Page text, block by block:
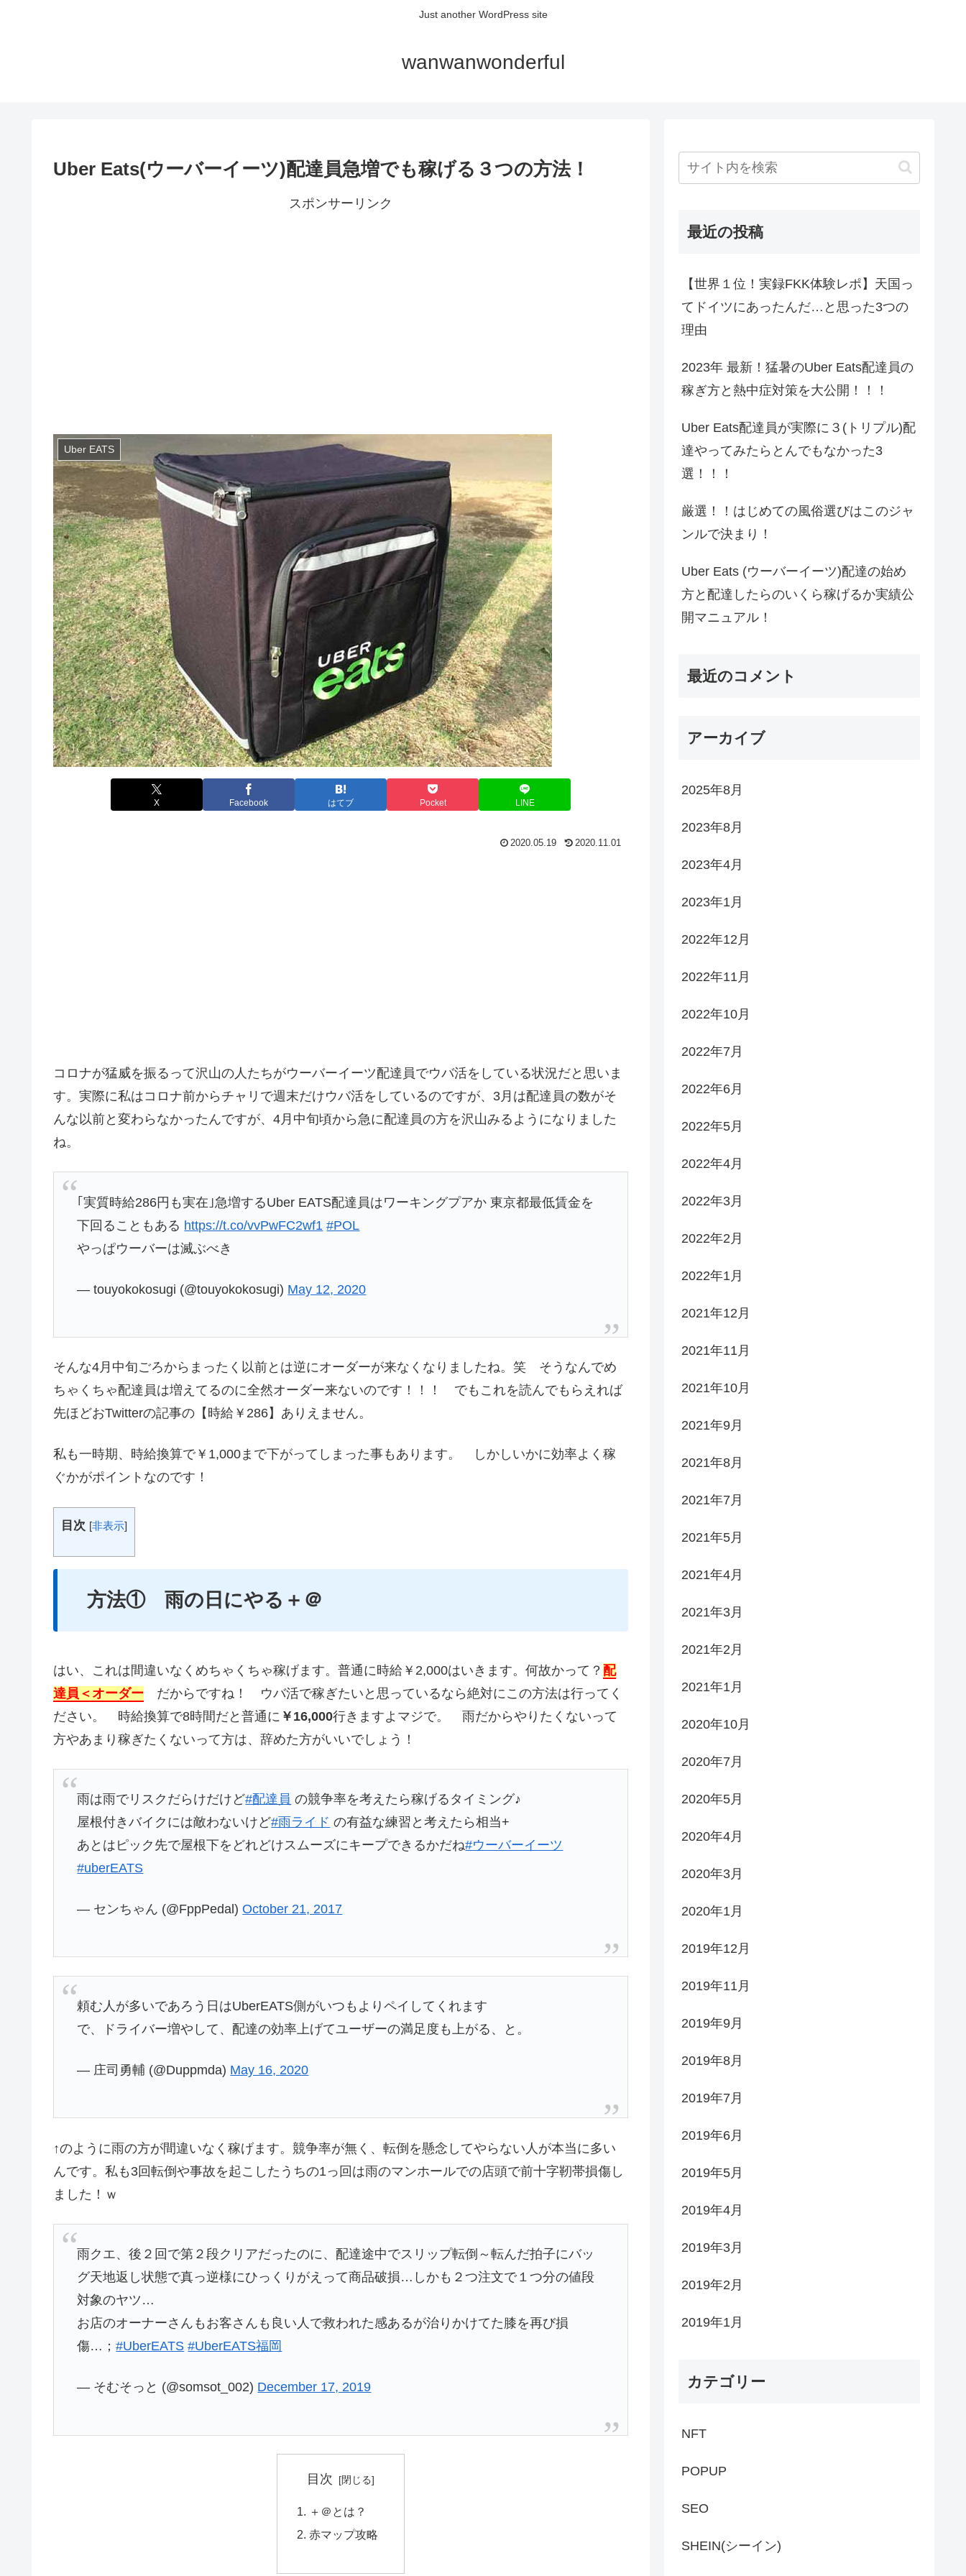
Just another WordPress site
wanwanwonderful
Uber Eats(ウーバーイーツ)配達員急増でも稼げる３つの方法！
スポンサーリンク
Uber EATS
X Facebook はてブ Pocket LINE
2020.05.19 2020.11.01
コロナが猛威を振るって沢山の人たちがウーバーイーツ配達員でウバ活をしている状況だと思いま
す。実際に私はコロナ前からチャリで週末だけウバ活をしているのですが、3月は配達員の数がそ
んな以前と変わらなかったんですが、4月中旬頃から急に配達員の方を沢山みるようになりました
ね。
｢実質時給286円も実在｣急増するUber EATS配達員はワーキングプアか 東京都最低賃金を
下回ることもある https://t.co/vvPwFC2wf1 #POL
やっぱウーバーは滅ぶべき
— touyokokosugi (@touyokokosugi) May 12, 2020
そんな4月中旬ごろからまったく以前とは逆にオーダーが来なくなりましたね。笑 そうなんでめ
ちゃくちゃ配達員は増えてるのに全然オーダー来ないのです！！！ でもこれを読んでもらえれば
先ほどおTwitterの記事の【時給￥286】ありえません。
私も一時期、時給換算で￥1,000まで下がってしまった事もあります。 しかしいかに効率よく稼
ぐかがポイントなのです！
目次 [非表示]
方法① 雨の日にやる＋＠
はい、これは間違いなくめちゃくちゃ稼げます。普通に時給￥2,000はいきます。何故かって？ 配
達員＜オーダー だからですね！ ウバ活で稼ぎたいと思っているなら絶対にこの方法は行ってく
ださい。 時給換算で8時間だと普通に ￥16,000行きますよマジで。 雨だからやりたくないって
方やあまり稼ぎたくないって方は、辞めた方がいいでしょう！
雨は雨でリスクだらけだけど#配達員 の競争率を考えたら稼げるタイミング♪
屋根付きバイクには敵わないけど#雨ライド の有益な練習と考えたら相当+
あとはピック先で屋根下をどれどけスムーズにキープできるかだね#ウーバーイーツ
#uberEATS
— センちゃん (@FppPedal)October 21, 2017
頼む人が多いであろう日はUberEATS側がいつもよりペイしてくれます
で、ドライバー増やして、配達の効率上げてユーザーの満足度も上がる、と。
— 庄司勇輔 (@Duppmda) May 16, 2020
↑のように雨の方が間違いなく稼げます。競争率が無く、転倒を懸念してやらない人が本当に多い
んです。私も3回転倒や事故を起こしたうちの1っ回は雨のマンホールでの店頭で前十字靭帯損傷し
ました！ｗ
雨クエ、後２回で第２段クリアだったのに、配達途中でスリップ転倒～転んだ拍子にバッ
グ天地返し状態で真っ逆様にひっくりがえって商品破損…しかも２つ注文で１つ分の値段
対象のヤツ…
お店のオーナーさんもお客さんも良い人で救われた感あるが治りかけてた膝を再び損
傷…；#UberEATS #UberEATS福岡
— そむそっと (@somsot_002) December 17, 2019
目次
＋＠とは？
赤マップ攻略
最近の投稿
【世界１位！実録FKK体験レポ】天国っ
てドイツにあったんだ…と思った3つの
理由
2023年 最新！猛暑のUber Eats配達員の
稼ぎ方と熱中症対策を大公開！！！
Uber Eats配達員が実際に３(トリプル)配
達やってみたらとんでもなかった3
選！！！
厳選！！はじめての風俗選びはこのジャ
ンルで決まり！
Uber Eats (ウーバーイーツ)配達の始め
方と配達したらのいくら稼げるか実績公
開マニュアル！
最近のコメント
アーカイブ
2025年8月
2023年8月
2023年4月
2023年1月
2022年12月
2022年11月
2022年10月
2022年7月
2022年6月
2022年5月
2022年4月
2022年3月
2022年2月
2022年1月
2021年12月
2021年11月
2021年10月
2021年9月
2021年8月
2021年7月
2021年5月
2021年4月
2021年3月
2021年2月
2021年1月
2020年10月
2020年7月
2020年5月
2020年4月
2020年3月
2020年1月
2019年12月
2019年11月
2019年9月
2019年8月
2019年7月
2019年6月
2019年5月
2019年4月
2019年3月
2019年2月
2019年1月
カテゴリー
NFT
POPUP
SEO
SHEIN(シーイン)